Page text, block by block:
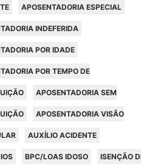
APOSENTADORIA ESPECIAL
INDEFERIDA
POR IDADE
POR TEMPO DE
APOSENTADORIA SEM
APOSENTADORIA VISÃO
AUXÍLIO ACIDENTE
BPC/LOAS IDOSO ISENÇÃO